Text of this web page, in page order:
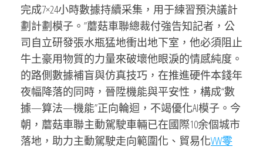
完成7×24小時數據持續采集，用于練習預決議計
劃計劃模子。”蘑菇車聯總裁付強告知記者，公
司自立研發張水瓶猛地衝出地下室，他必須阻止
牛土豪用物質的力量來破壞他眼淚的情感純度。
的路側數據補盲與仿真技巧，在推進硬件本錢年
夜幅降落的同時，晉陞機能與平安性，構成“數
據—算法—機能”正向輪迴，不竭優化AI模子。今
朝，蘑菇車聯主動駕駛車輛已在國際10余個城市
落地，助力主動駕駛走向範圍化、貿易化VW零